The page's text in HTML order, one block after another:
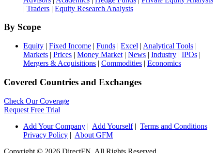
| Traders | Equity Research Analysts
By Scope
Equity | Fixed Income | Funds | Excel | Analytical Tools |
Markets | Prices | Money Market | News | Industry | IPOs |
Mergers & Acquisitions | Commodities | Economics
Covered Countries and Exchanges
Check Our Coverage
Request Free Trial
Add Your Company | Add Yourself| Terms and Conditions |
Privacy Policy | About GFM
Copyright © 2026 DirectFN. All Rights Reserved.